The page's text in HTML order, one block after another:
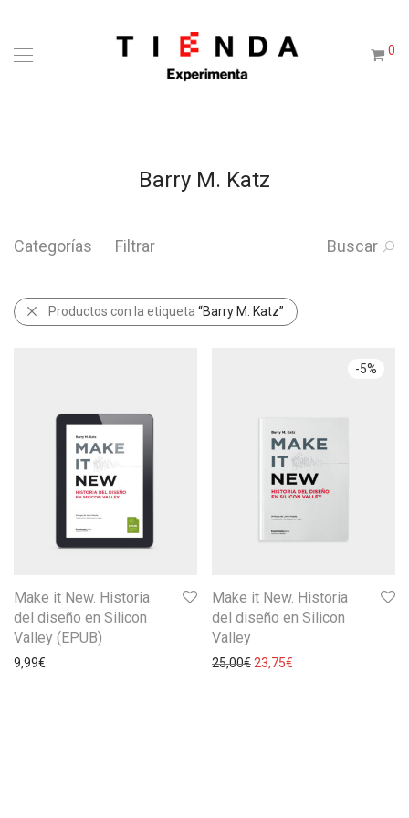
0
Barry M. Katz
Categorías Filtrar Buscar
Productos con la etiqueta “Barry M. Katz”
Make it New. Historia
del diseño en Silicon
Valley (EPUB)
9,99€
-5%
Make it New. Historia
del diseño en Silicon
Valley
25,00€23,75€